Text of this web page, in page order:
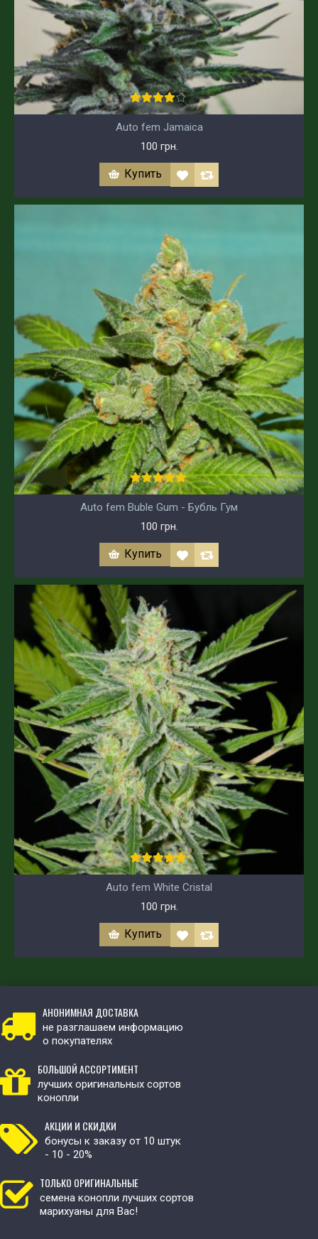
Auto fem Jamaica
100 грн.
Купить
Auto fem Buble Gum - Бубль Гум
100 грн.
Купить
Auto fem White Cristal
100 грн.
Купить
АНОНИМНАЯ ДОСТАВКА
не разглашаем информацию
о покупателях
БОЛЬШОЙ АССОРТИМЕНТ
лучших оригинальных сортов
конопли
АКЦИИ И СКИДКИ
бонусы к заказу от 10 штук
- 10 - 20%
ТОЛЬКО ОРИГИНАЛЬНЫЕ
семена конопли лучших сортов
марихуаны для Вас!